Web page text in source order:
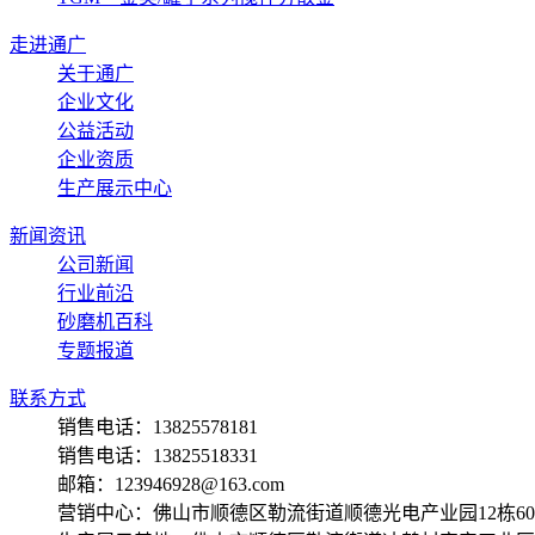
走进通广
关于通广
企业文化
公益活动
企业资质
生产展示中心
新闻资讯
公司新闻
行业前沿
砂磨机百科
专题报道
联系方式
销售电话：13825578181
销售电话：13825518331
邮箱：123946928@163.com
营销中心：佛山市顺德区勒流街道顺德光电产业园12栋